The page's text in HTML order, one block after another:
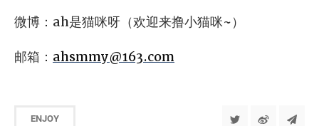
微博：ah是猫咪呀（欢迎来撸小猫咪~）
邮箱： ahsmmy@163.com
ENJOY